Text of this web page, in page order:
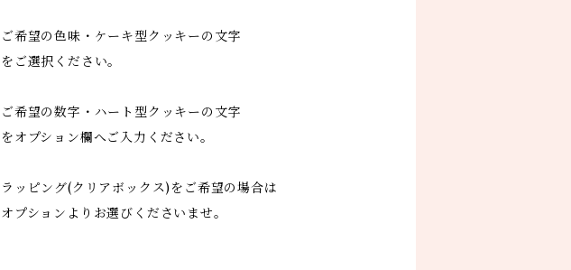
ご希望の色味・ケーキ型クッキーの文字
をご選択ください。
ご希望の数字・ハート型クッキーの文字
をオプション欄へご入力ください。
ラッピング(クリアボックス)をご希望の場合は
オプションよりお選びくださいませ。